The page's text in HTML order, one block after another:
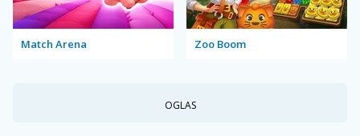
Match Arena Zoo Boom
OGLAS